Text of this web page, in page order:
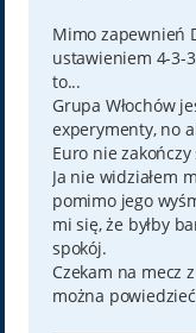
Mimo zapewnień
ustawieniem 4-3-
to...
Grupa Włochów
experymenty, no
Euro nie zakończy
Ja nie widziałem
pomimo jego
mi się, że byłby
spokój.
Czekam na mecz
można